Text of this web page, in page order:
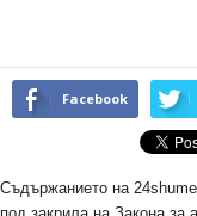
Facebook
Съдържанието на